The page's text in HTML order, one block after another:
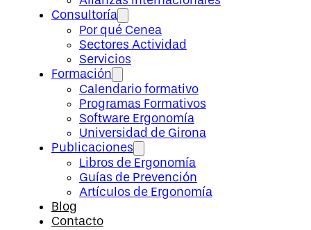
Consultoría
Por qué Cenea
Sectores Actividad
Servicios
Formación
Calendario formativo
Programas Formativos
Software Ergonomía
Universidad de Girona
Publicaciones
Libros de Ergonomía
Guías de Prevención
Artículos de Ergonomía
Blog
Contacto